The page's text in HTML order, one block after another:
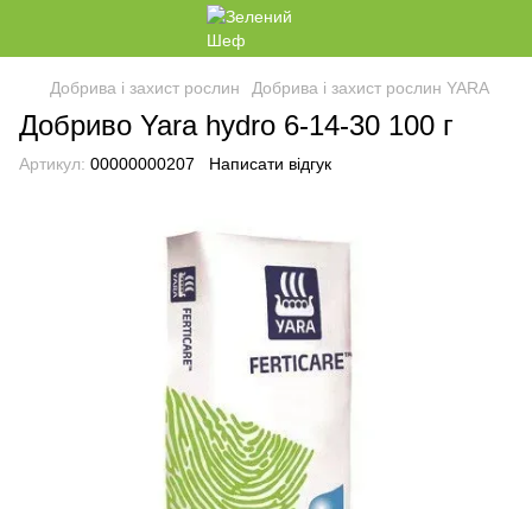
Добрива і захист рослин Добрива і захист рослин YARA
Добриво Yara hydro 6-14-30 100 г
Артикул: 00000000207 Написати відгук